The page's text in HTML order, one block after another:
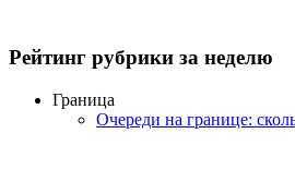
Рейтинг рубрики за неделю
Граница
Очереди на границе: